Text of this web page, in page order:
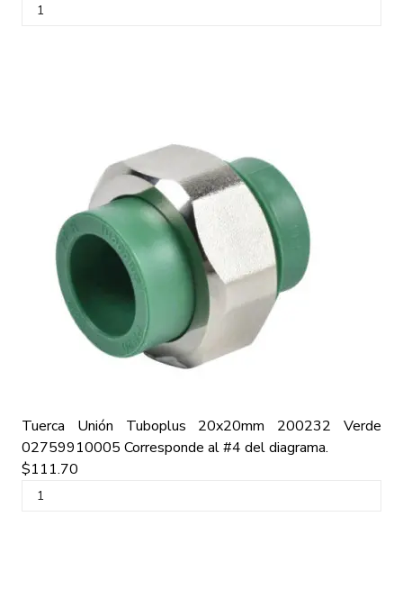
Tuerca Unión Tuboplus 20x20mm 200232 Verde
02759910005 Corresponde al #4 del diagrama.
$111.70